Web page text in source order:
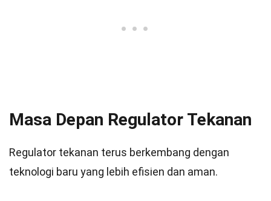
Masa Depan Regulator Tekanan
Regulator tekanan terus berkembang dengan
teknologi baru yang lebih efisien dan aman.